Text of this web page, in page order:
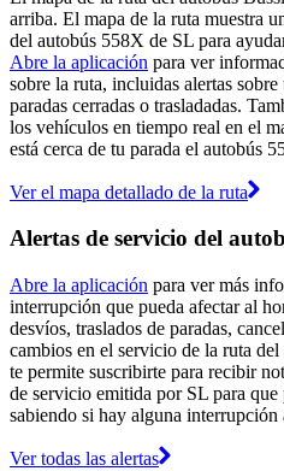
arriba. El mapa de la ruta muestra
del autobús 558X de SL para
Abre la aplicación para ver
sobre la ruta, incluidas alertas
paradas cerradas o trasladadas.
los vehículos en tiempo real en el
está cerca de tu parada el autobús
Ver el mapa detallado de la ruta
Alertas de servicio del
Abre la aplicación para ver más
interrupción que pueda afectar al
desvíos, traslados de paradas,
cambios en el servicio de la ruta del
te permite suscribirte para recibir
de servicio emitida por SL para
sabiendo si hay alguna interrupción
Ver todas las alertas